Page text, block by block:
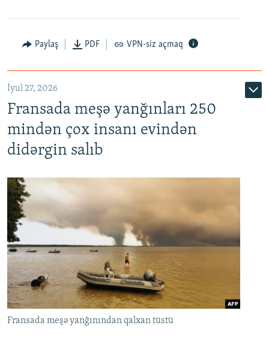
Paylaş PDF VPN-siz açmaq
İyul 27, 2026
Fransada meşə yanğınları 250
mindən çox insanı evindən
didərgin salıb
Fransada meşə yanğınından qalxan tüstü